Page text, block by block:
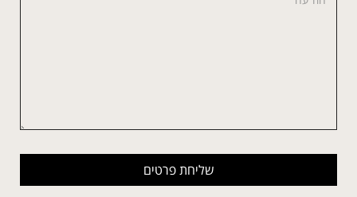
שליחת פרטים